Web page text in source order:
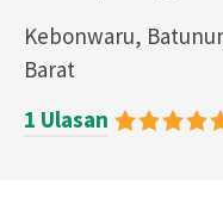
Kebonwaru,
Barat
1 Ulasan